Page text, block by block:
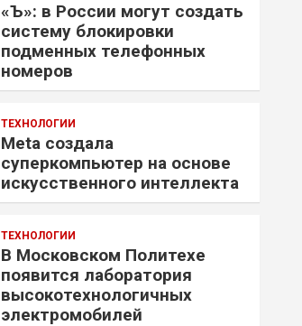
«Ъ»: в России могут создать
систему блокировки
подменных телефонных
номеров
ТЕХНОЛОГИИ
Meta создала
суперкомпьютер на основе
искусственного интеллекта
ТЕХНОЛОГИИ
В Московском Политехе
появится лаборатория
высокотехнологичных
электромобилей